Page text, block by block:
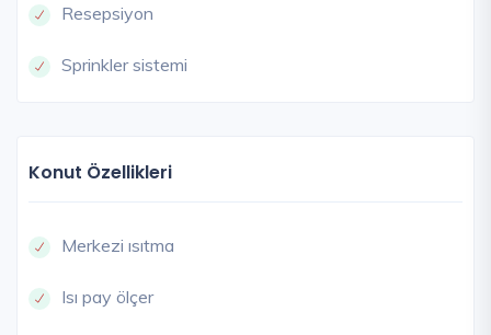
Resepsiyon
Sprinkler sistemi
Konut Özellikleri
Merkezi ısıtma
Isı pay ölçer